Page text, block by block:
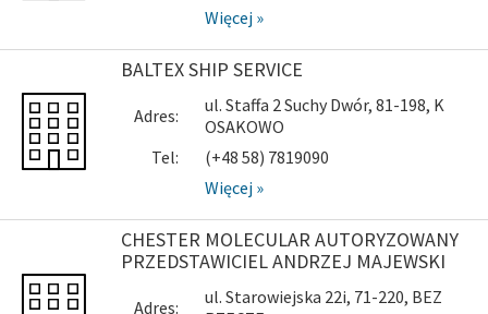
Więcej »
BALTEX SHIP SERVICE
Adres:
ul. Staffa 2 Suchy Dwór, 81-198, K
OSAKOWO
Tel:
(+48 58) 7819090
Więcej »
CHESTER MOLECULAR AUTORYZOWANY
PRZEDSTAWICIEL ANDRZEJ MAJEWSKI
Adres:
ul. Starowiejska 22i, 71-220, BEZ